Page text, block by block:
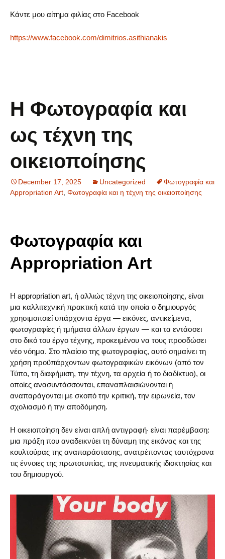
Κάντε μου αίτημα φιλίας στο Facebook
https://www.facebook.com/dimitrios.asithianakis
Η Φωτογραφία και
ως τέχνη της
οικειοποίησης
December 17, 2025 Uncategorized
Φωτογραφία και
Appropriation Art Φωτογραφία και η τέχνη της οικειοποίησης
Φωτογραφία και
Appropriation Art
Η appropriation art, ή αλλιώς τέχνη της οικειοποίησης, είναι
μια καλλιτεχνική πρακτική κατά την οποία ο δημιουργός
χρησιμοποιεί υπάρχοντα έργα — εικόνες, αντικείμενα,
φωτογραφίες ή τμήματα άλλων έργων — και τα εντάσσει
στο δικό του έργο τέχνης, προκειμένου να τους προσδώσει
νέο νόημα. Στο πλαίσιο της φωτογραφίας, αυτό σημαίνει τη
χρήση προϋπάρχοντων φωτογραφικών εικόνων (από τον
Τύπο, τη διαφήμιση, την τέχνη, τα αρχεία ή το διαδίκτυο), οι
οποίες ανασυντάσσονται, επαναπλαισιώνονται ή
αναπαράγονται με σκοπό την κριτική, την ειρωνεία, τον
σχολιασμό ή την αποδόμηση.
Η οικειοποίηση δεν είναι απλή αντιγραφή· είναι παρέμβαση:
μια πράξη που αναδεικνύει τη δύναμη της εικόνας και της
κουλτούρας της αναπαράστασης, ανατρέποντας ταυτόχρονα
τις έννοιες της πρωτοτυπίας, της πνευματικής ιδιοκτησίας και
του δημιουργού.